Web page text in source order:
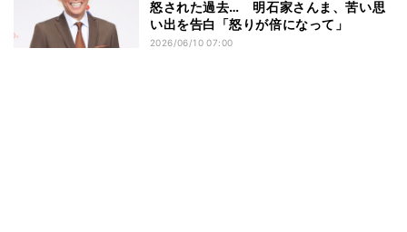
怒された過去… 明石家さんま、苦い思
い出を告白「怒りが倍になって」
2026/06/10 07:00